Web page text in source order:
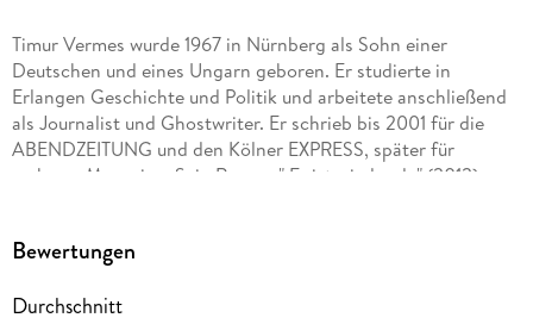
Timur Vermes wurde 1967 in Nürnberg als Sohn einer
Deutschen und eines Ungarn geboren. Er studierte in
Erlangen Geschichte und Politik und arbeitete anschließend
als Journalist und Ghostwriter. Er schrieb bis 2001 für die
ABENDZEITUNG und den Kölner EXPRESS, später für
mehrere Magazine. Sein Roman " Er ist wieder da" (2012) war
Bewertungen
Durchschnitt